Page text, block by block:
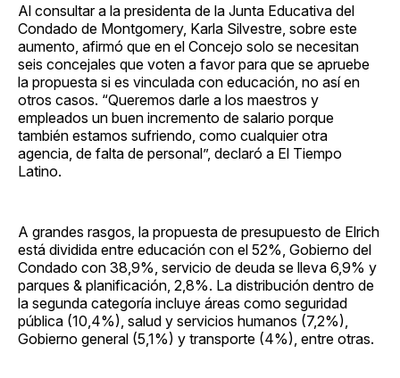
Al consultar a la presidenta de la Junta Educativa del
Condado de Montgomery, Karla Silvestre, sobre este
aumento, afirmó que en el Concejo solo se necesitan
seis concejales que voten a favor para que se apruebe
la propuesta si es vinculada con educación, no así en
otros casos. “Queremos darle a los maestros y
empleados un buen incremento de salario porque
también estamos sufriendo, como cualquier otra
agencia, de falta de personal”, declaró a El Tiempo
Latino.
A grandes rasgos, la propuesta de presupuesto de Elrich
está dividida entre educación con el 52%, Gobierno del
Condado con 38,9%, servicio de deuda se lleva 6,9% y
parques & planificación, 2,8%. La distribución dentro de
la segunda categoría incluye áreas como seguridad
pública (10,4%), salud y servicios humanos (7,2%),
Gobierno general (5,1%) y transporte (4%), entre otras.